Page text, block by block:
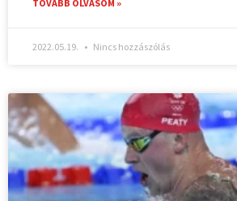
TOVÁBB OLVASOM »
2022.05.19. Nincs hozzászólás